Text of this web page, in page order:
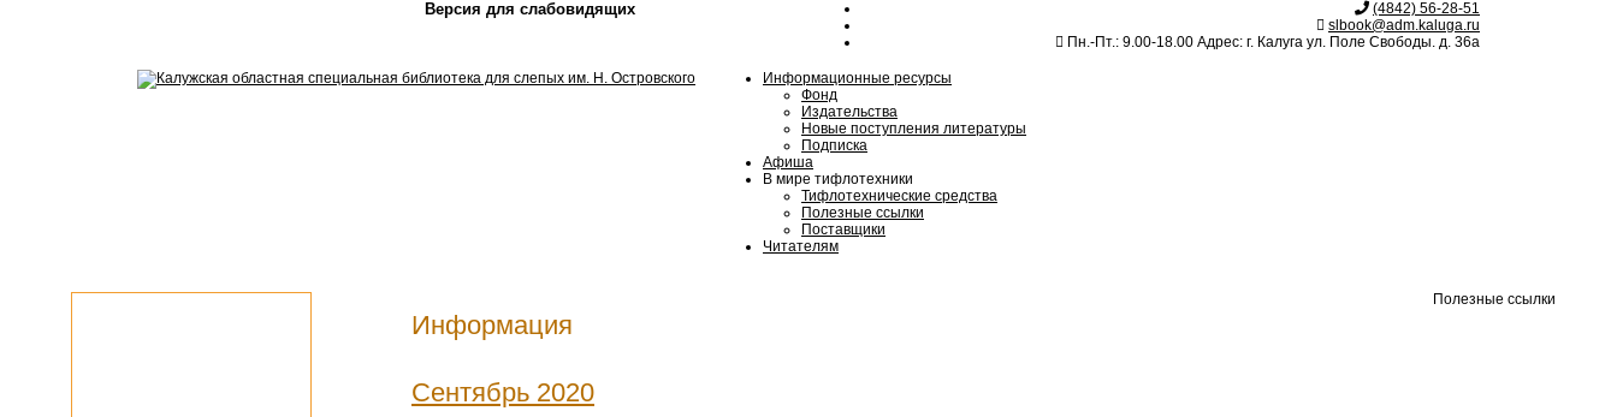
Версия для слабовидящих
(4842) 56-28-51
slbook@adm.kaluga.ru
Пн.-Пт.: 9.00-18.00 Адрес: г. Калуга ул. Поле Свободы. д. 36а
Информационные ресурсы
Фонд
Издательства
Новые поступления литературы
Подписка
Афиша
В мире тифлотехники
Тифлотехнические средства
Полезные ссылки
Поставщики
Читателям
Информация
Сентябрь 2020
Полезные ссылки